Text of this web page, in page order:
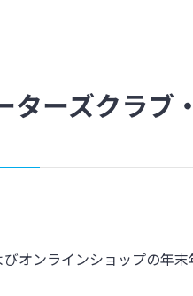
ターズクラブ
オンラインショップの年